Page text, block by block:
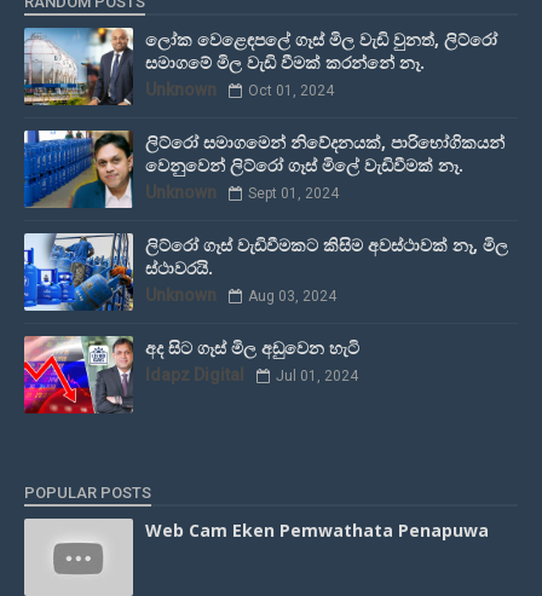
ලෝක වෙළෙඳපලේ ගෑස් මිල වැඩි වුනත්, ලිට්රෝ
සමාගමේ මිල වැඩි වීමක් කරන්නේ නෑ.
Unknown Oct 01, 2024
ලිට්රෝ සමාගමෙන් නිවේදනයක්, පාරිභෝගිකයන්
වෙනුවෙන් ලිට්රෝ ගෑස් මිලේ වැඩිවීමක් නෑ.
Unknown Sept 01, 2024
ලිට්රෝ ගෑස් වැඩිවීමකට කිසිම අවස්ථාවක් නෑ, මිල
ස්ථාවරයි.
Unknown Aug 03, 2024
අද සිට ගෑස් මිල අඩුවෙන හැටි
Idapz Digital Jul 01, 2024
POPULAR POSTS
Web Cam Eken Pemwathata Penapuwa